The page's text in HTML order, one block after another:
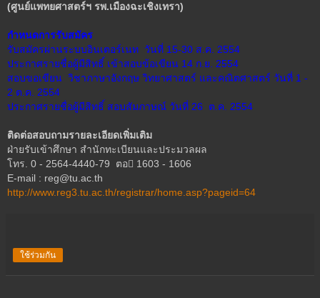
(ศูนย์แพทยศาสตร์ฯ รพ.เมืองฉะเชิงเทรา)
กำหนดการรับสมัคร
รับสมัครผ่านระบบอินเตอร์เนท วันที่ 15-30 ส.ค. 2554
ประกาศรายชื่อผู้มีสิทธิ์ เข้าสอบข้อเขียน 14 ก.ย. 2554
สอบขอเขียน วิชาภาษาอังกฤษ วิทยาศาสตร์ และคณิตศาสตร์ วันที่ 1 -
2 ต.ค. 2554
ประกาศรายชื่อผู้มีสิทธิ์ สอบสัมภาษณ์ วันที่ 26 ต.ค. 2554
ติดต่อสอบถามรายละเอียดเพิ่มเติม
ฝ่ายรับเข้าศึกษา สำนักทะเบียนและประมวลผล
โทร. 0 - 2564-4440-79 ตอ 1603 - 1606
E-mail : reg@tu.ac.th
http://www.reg3.tu.ac.th/registrar/home.asp?pageid=64
ใช้ร่วมกัน